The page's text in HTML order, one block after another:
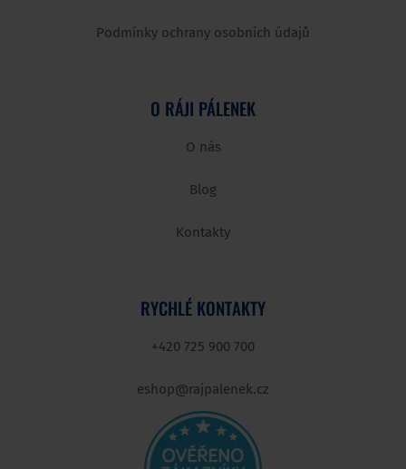
Podmínky ochrany osobních údajů
O RÁJI PÁLENEK
O nás
Blog
Kontakty
RYCHLÉ KONTAKTY
+420 725 900 700
eshop@rajpalenek.cz